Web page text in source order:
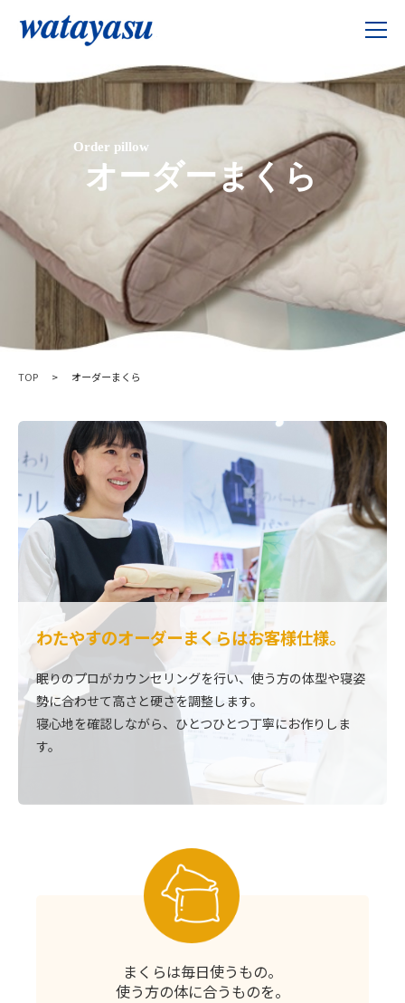
Order pillow
オーダーまくら
TOP > オーダーまくら
わたやすのオーダーまくらはお客様仕様。
眠りのプロがカウンセリングを行い、使う方の体型や寝姿
勢に合わせて高さと硬さを調整します。
寝心地を確認しながら、ひとつひとつ丁寧にお作りしま
す。
まくらは毎日使うもの。
使う方の体に合うものを。